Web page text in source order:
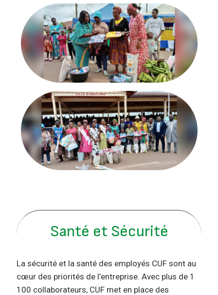
Santé et Sécurité
La sécurité et la santé des employés CUF sont au
cœur des priorités de l’entreprise. Avec plus de 1
100 collaborateurs, CUF met en place des